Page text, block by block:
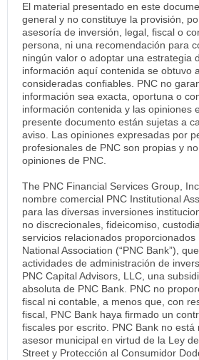
El material presentado en este
general y no constituye la provisión,
asesoría de inversión, legal, fiscal o
persona, ni una recomendación para
ningún valor o adoptar una estrategia
información aquí contenida se obtuvo
consideradas confiables. PNC no
información sea exacta, oportuna o
información contenida y las opiniones
presente documento están sujetas a
aviso. Las opiniones expresadas por
profesionales de PNC son propias y
opiniones de PNC.
The PNC Financial Services Group,
nombre comercial PNC Institutional
para las diversas inversiones
no discrecionales, fideicomiso,
servicios relacionados proporcionados
National Association (“PNC Bank”),
actividades de administración de
PNC Capital Advisors, LLC, una
absoluta de PNC Bank. PNC no
fiscal ni contable, a menos que, con
fiscal, PNC Bank haya firmado un
fiscales por escrito. PNC Bank no está
asesor municipal en virtud de la Ley
Street y Protección al Consumidor